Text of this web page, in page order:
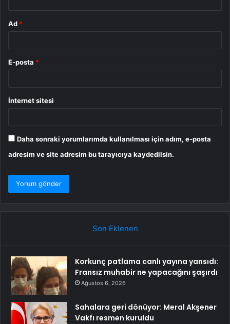
Ad *
E-posta *
İnternet sitesi
Daha sonraki yorumlarımda kullanılması için adım, e-posta
adresim ve site adresim bu tarayıcıya kaydedilsin.
Son Eklenen
Korkunç patlama canlı yayına yansıdı:
Fransız muhabir ne yapacağını şaşırdı
Ağustos 6, 2026
Sahalara geri dönüyor: Meral Akşener
Vakfı resmen kuruldu